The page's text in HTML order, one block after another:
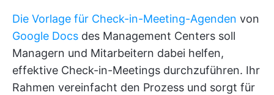
Die Vorlage für Check-in-Meeting-Agenden von
Google Docs des Management Centers soll
Managern und Mitarbeitern dabei helfen,
effektive Check-in-Meetings durchzuführen. Ihr
Rahmen vereinfacht den Prozess und sorgt für